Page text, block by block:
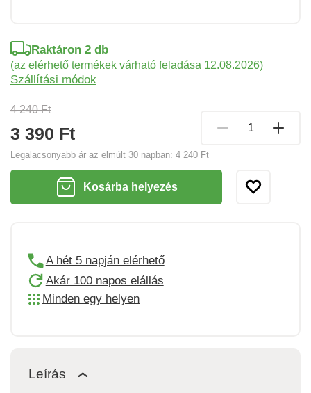
4 240 Ft
3 390 Ft
Legalacsonyabb ár az elmúlt 30 napban: 4 240 Ft
Raktáron 2 db
(az elérhető termékek várható feladása 12.08.2026)
Szállítási módok
Kosárba helyezés
A hét 5 napján elérhető
Akár 100 napos elállás
Minden egy helyen
Leírás